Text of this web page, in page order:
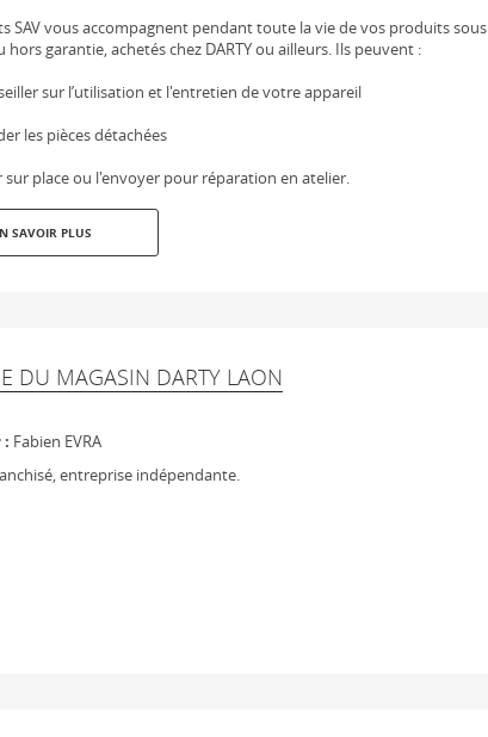
SAV vous accompagnent pendant toute la vie de vos produits sous
hors garantie, achetés chez DARTY ou ailleurs. Ils peuvent :
sur l’utilisation et l'entretien de votre appareil
les pièces détachées
sur place ou l'envoyer pour réparation en atelier.
SAVOIR PLUS
DU MAGASIN DARTY LAON
: Fabien EVRA
entreprise indépendante.